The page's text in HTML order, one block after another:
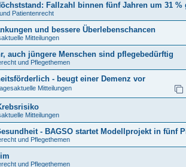
Fallzahl binnen fünf Jahren um 31 %
Patientenrecht
und bessere Überlebenschancen
Mitteilungen
auch jüngere Menschen sind pflegebedürftig
und Pflegethemen
- beugt einer Demenz vor
Mitteilungen
Mitteilungen
- BAGSO startet Modellprojekt in fünf
und Pflegethemen
und Pflegethemen